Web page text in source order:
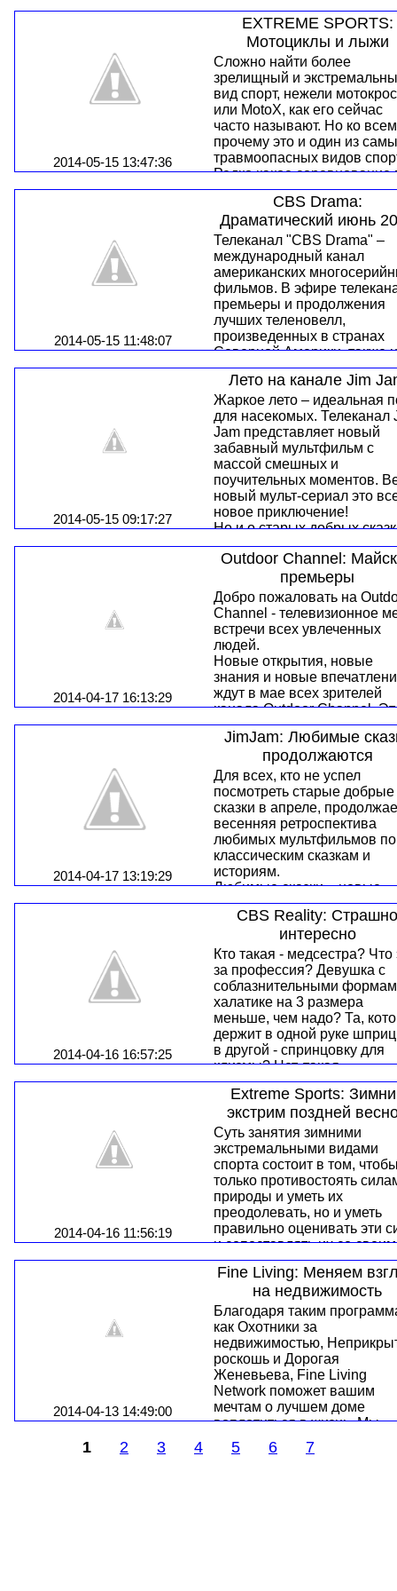
сильного пола. При этом
важно использовать
качественное оружие.
Критерии его выбора,
особенности эксплуатации
можно в сериале
фанатики".
Какой вид ружья или
выбрать начинающему
охотнику?
если вы окажетесь в
Как доказать свою
невиновность? Как
авторитет?
Тюрьма – это школа жизни,
там все эти вопросы
становятся намного
2014-05-15 13:47:36
EXTREME SPORTS:
Мотоциклы и лыжи
Сложно найти более
зрелищный и
вид спорт, нежели
или MotoX, как его сейчас
часто называют. Но ко
прочему это и один из
травмоопасных видов
Редко какое соревнование
мотокроссу проходит без
несчастных случаев и
Это замечательный стиль
катания на мотоцикле,
всего по полному
либо по специальным
закольцованным дорогам.
Мотокросс - это самый
популярный спорт в мире,
который связанный с
мотоциклами. Данный вид
спорта начал набирать
знаменитость из
Франции, тем не менее,
придуман был в
Великобритании. Самую
первую гонку провели еще
далеком 1924 г. Понемногу
название данного вида
начали сокращать до MX.
2014-05-15 11:48:07
CBS Drama:
Драматический июнь
Телеканал "CBS Drama" –
международный канал
американских
фильмов. В эфире
премьеры и продолжения
лучших теленовелл,
произведенных в странах
Северной Америки, также
канале можно смотреть
документальное кино,
концертов, музыкальные
блоки. Сериалы
CBS Drama, являются
уникальной подборкой
самого качественного, что
в кинематографе всего
Все сериалы и фильмы
зрителя в напряжении
благодаря захватывающим
сюжетным линиям и
потрясающим
Спектр их различен: от
сериала «Доктор Куин» до
детективного сериала
отца Даулинга» и
остросюжетного - «Гавайи
0».
Но главным компонентом,
конечно же является
2014-05-15 09:17:27
Лето на канале Jim
Жаркое лето – идеальная
для насекомых. Телеканал
Jam представляет новый
забавный мультфильм с
массой смешных и
поучительных моментов.
новый мульт-сериал это
новое приключение!
Но и о старых добрых
здесь не забывают. Умные
красивые истории вроде
"Сказки о Египте" и
принце и нищем ждут вас и
ваших детей в этом июне
канале Jim Jam.
2014-04-17 16:13:29
Outdoor Channel:
премьеры
Добро пожаловать на
Channel - телевизионное
встречи всех увлеченных
людей.
Новые открытия, новые
знания и новые
ждут в мае всех зрителей
канала Outdoor Channel.
не просто приключения –
приключения с
профессионалами. Это
детальный подход ко всему,
чем бы ни увлекался в
человек – охота, рыбалка,
коллекционирование. Если
что-то делать, то делать на
сто – таков девиз всех
ведущих и героев новых
премьер, даже если речь
всего-навсего о хобби.
2014-04-17 13:19:29
JimJam: Любимые
продолжаются
Для всех, кто не успел
посмотреть старые добрые
сказки в апреле,
весенняя ретроспектива
любимых мультфильмов по
классическим сказкам и
историям.
Любимые сказки – новые
нестареющие
истории на канале JimJam
выходным в мае. В
сказки вошли такие
неоднократно отмеченные
наградами
мультипликационные
шедевры, как Аладдин,
Красавица и чудовище,
Камелот, Путешествия
Гулливера и Белоснежка.
2014-04-16 16:57:25
CBS Reality: Страшно
интересно
Кто такая - медсестра? Что
за профессия? Девушка с
соблазнительными
халатике на 3 размера
меньше, чем надо? Та,
держит в одной руке
в другой - спринцовку для
клизмы? Нет, такая
«медсестра» — всего лишь
ироническая пародия.
Настоящая медсестра —
ангел. Бескорыстный,
ответственный, любящий
людей и свое дело.
прийти на помощь как
пациентам, так и своим
коллегам. Как друзьям и
родственникам, так и
совершенно незнакомым
людям на улице…
2014-04-16 11:56:19
Extreme Sports:
экстрим поздней
Суть занятия зимними
экстремальными видами
спорта состоит в том,
только противостоять
природы и уметь их
преодолевать, но и уметь
правильно оценивать эти
и сопоставлять их со
силами и возможностями.
Даже самой теплой весной
зрителей телеканала
Sports будет свой «кусочек»
зимы — на радость
зимних видов спорта.
2014-04-13 14:49:00
Fine Living: Меняем
на недвижимость
Благодаря таким
как Охотники за
недвижимостью,
роскошь и Дорогая
Женевьева, Fine Living
Network поможет вашим
мечтам о лучшем доме
воплотиться в жизнь. Мы
покажем вам удивительные
особенности невероятных
1 2 3 4 5 6 7